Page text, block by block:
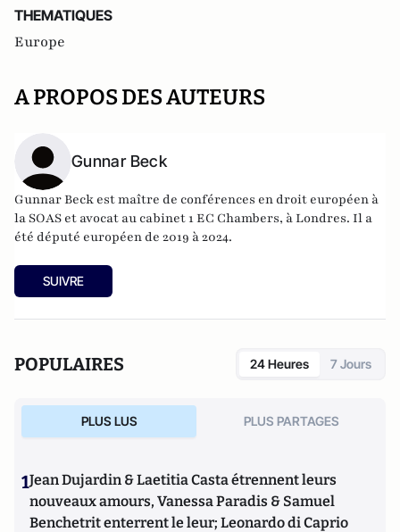
THEMATIQUES
Europe
A PROPOS DES AUTEURS
Gunnar Beck
Gunnar Beck est maître de conférences en droit européen à
la SOAS et avocat au cabinet 1 EC Chambers, à Londres. Il a
été député européen de 2019 à 2024.
SUIVRE
POPULAIRES 24 Heures 7 Jours
PLUS LUS PLUS PARTAGES
1Jean Dujardin & Laetitia Casta étrennent leurs
nouveaux amours, Vanessa Paradis & Samuel
Benchetrit enterrent le leur; Leonardo di Caprio